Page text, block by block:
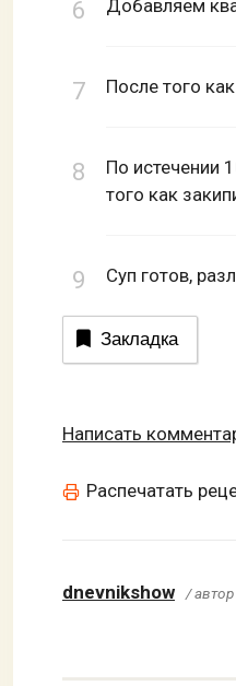
Добавляем
После того
По истечении
того как
Суп готов,
Закладка
Написать
Распечатать
dnevnikshow / автор